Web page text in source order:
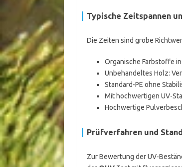
Typische Zeitspannen
Die Zeiten sind grobe
Organische Farbstoffe
Unbehandeltes Holz:
Standard-PE ohne
Mit hochwertigen UV-
Hochwertige
Prüfverfahren und
Zur Bewertung der UV-